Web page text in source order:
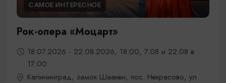
САМОЕ ИНТЕРЕСНОЕ
Рок-опера «Моцарт»
18.07.2026 - 22.08.2026, 18:00, 7.08 и 22.08 в
17:00
Калининград, замок Шаакен, пос. Некрасово, ул.